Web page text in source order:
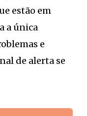
estão em
a única
e
de alerta se